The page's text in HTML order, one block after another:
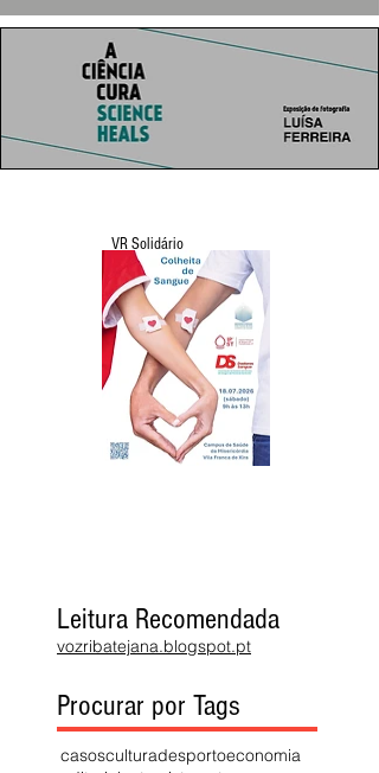
VR Solidário
Leitura Recomendada
vozribatejana.blogspot.pt
Procurar por Tags
casosculturadesportoeconomia